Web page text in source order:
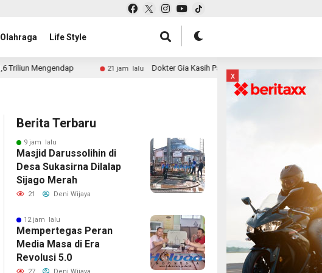
Olahraga Life Style
21 jam lalu Dokter Gia Kasih Paham Oknum Nakes yang Sempat Nyinyir ke
Berita Terbaru
9 jam lalu
Masjid Darussolihin di
Desa Sukasirna Dilalap
Sijago Merah
21 Deni Wijaya
12 jam lalu
Mempertegas Peran
Media Masa di Era
Revolusi 5.0
x